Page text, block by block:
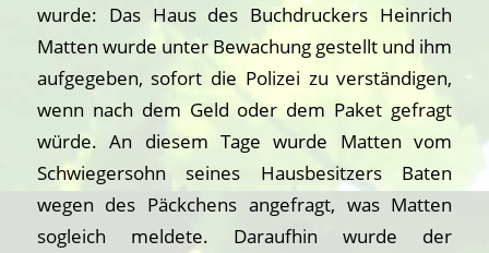
wurde: Das Haus des Buchdruckers Heinrich
Matten wurde unter Bewachung gestellt und ihm
aufgegeben, sofort die Polizei zu verständigen,
wenn nach dem Geld oder dem Paket gefragt
würde. An diesem Tage wurde Matten vom
Schwiegersohn seines Hausbesitzers Baten
wegen des Päckchens angefragt, was Matten
sogleich meldete. Daraufhin wurde der